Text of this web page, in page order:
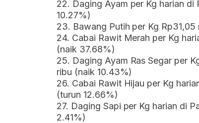
22. Daging Ayam per Kg harian
10.27%)
23. Bawang Putih per Kg
24. Cabai Rawit Merah per Kg
(naik 37.68%)
25. Daging Ayam Ras Segar per
ribu (naik 10.43%)
26. Cabai Rawit Hijau per Kg
(turun 12.66%)
27. Daging Sapi per Kg harian di
2.41%)